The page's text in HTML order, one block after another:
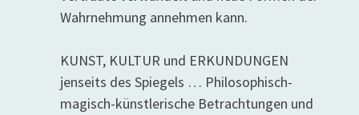
Wahrnehmung annehmen kann.
KUNST, KULTUR und ERKUNDUNGEN
jenseits des Spiegels … Philosophisch-
magisch-künstlerische Betrachtungen und